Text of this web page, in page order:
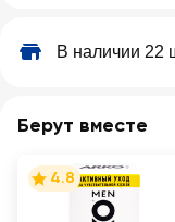
В наличии 22
Берут вместе
4.8